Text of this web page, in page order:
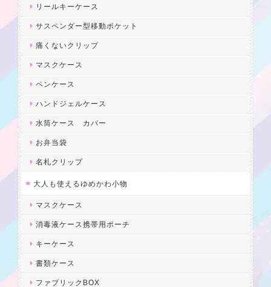
リールキーケース
サスペンダー型移動ポケット
痛くないクリップ
マスクケース
ペンケース
ハンドジェルケース
水筒ケース カバー
お弁当袋
名札クリップ
大人も使えるゆめかわ小物
マスクケース
消毒液ケース携帯用ポーチ
キーケース
書類ケース
ファブリックBOX